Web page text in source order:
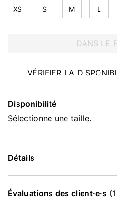
XS S M L
DANS LE
VÉRIFIER LA
Disponibilité
Sélectionne une taille.
Détails
Évaluations des client·e·s